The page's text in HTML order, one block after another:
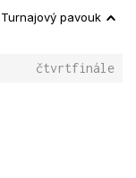
Turnajový pavouk
čtvrtfinále